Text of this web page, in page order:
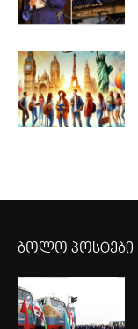
ბოლო პოსტები